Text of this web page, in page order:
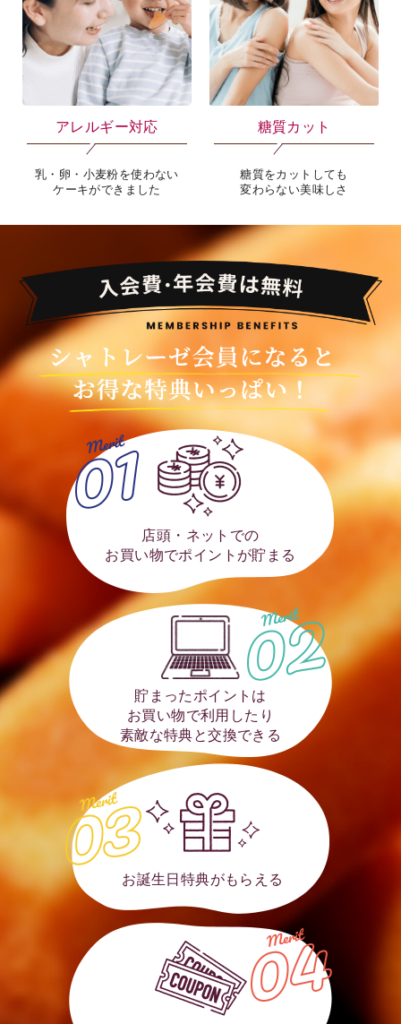
アレルギー対応
乳・卵・小麦粉を使わない
ケーキができました
糖質カット
糖質をカットしても
変わらない美味しさ
店頭・ネットでの
お買い物でポイントが貯まる
貯まったポイントは
お買い物で利用したり
素敵な特典と交換できる
お誕生日特典がもらえる